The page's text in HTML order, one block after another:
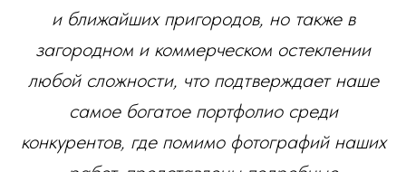
и ближайших пригородов, но также в
загородном и коммерческом остеклении
любой сложности, что подтверждает наше
самое богатое портфолио среди
конкурентов, где помимо фотографий наших